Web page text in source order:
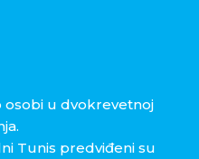
osobi u dvokrevetnoj
Tunis predviđeni su